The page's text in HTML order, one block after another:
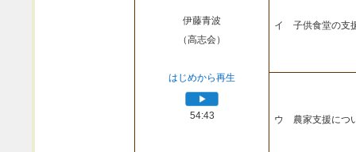
伊藤青波
（高志会）
はじめから再生
54:43
イ 子供食堂の支
ウ 農家支援につ